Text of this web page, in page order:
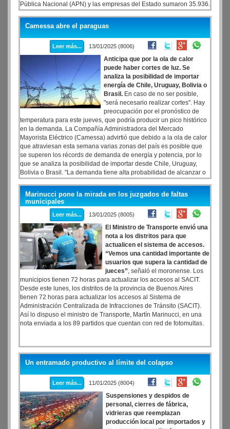
Pública Nacional (APN) y las empresas del Estado sumaron 35.936.
Camessa abre el paraguas
Leer más... 13/01/2025 (8006)
Anticipa que por la ola de calor
puede haber cortes de luz. Se
analiza la posibilidad de importar
energía de Chile, Uruguay, Bolivia o
Brasil. En caso de no ser posible,
"será necesario realizar cortes". Hay
preocupación por el pronóstico de
temperatura para este jueves, que podría producir un pico histórico
en la demanda. La Compañía Administradora del Mercado
Mayorista Eléctrico (Camessa) advirtió que debido a la ola de calor
que atraviesan esta semana varias zonas del país es posible que
se superen los récords de demanda de energía y potencia, por lo
que se analiza la posibilidad de importar desde Chile, Uruguay,
Bolivia o Brasil. "La demanda tiene alta probabilidad de alcanzar o
superar los récords vigentes de energía y potencia (597.7 GWh y
29.653 MW)", señaló Cammesa en su informe semanal.
Marinucci pone la mirada en los juzgados de faltas
municipales
Leer más... 13/01/2025 (8005)
El Ministro de Transporte envió una
nota a los distritos para que
actualicen el sistema de accesos.
“Vemos una cantidad importante de
usuarios que supera la cantidad de
jueces”, señaló el moronense. Los
municipios tienen 72 horas para actualizar los accesos al SACIT.
Desde este lunes, los distritos de la provincia de Buenos Aires
tienen 72 horas para actualizar los accesos al Sistema de
Administración Centralizada de Infracciones de Tránsito (SACIT).
Así lo dispuso el ministro de Transporte, Martín Marinucci, en una
nota enviada a los 89 partidos que cuentan con red de fotomultas.
Un entramado productivo al límite del colapso
Leer más... 11/01/2025 (8004)
Suspensiones y despidos de
personal, cierres de fábrica,
vidrieras que reemplazan
producción local por importados y